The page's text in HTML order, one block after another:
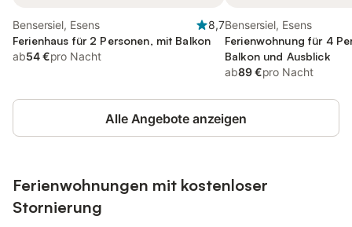
Bensersiel, Esens
8,7
Ferienhaus für 2 Personen, mit Balkon
ab54 €pro Nacht
Bensersiel, Esens
Ferienwohnung für 4
Balkon und Ausblick
ab89 €pro Nacht
Alle Angebote anzeigen
Ferienwohnungen mit kostenloser
Stornierung